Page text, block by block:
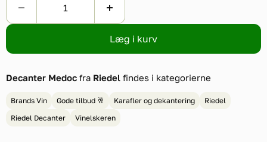
Læg i kurv
Decanter Medoc fra Riedel findes i kategorierne
Brands Vin Gode tilbud 🥂 Karafler og dekantering
Riedel
Riedel Decanter
Vinelskeren